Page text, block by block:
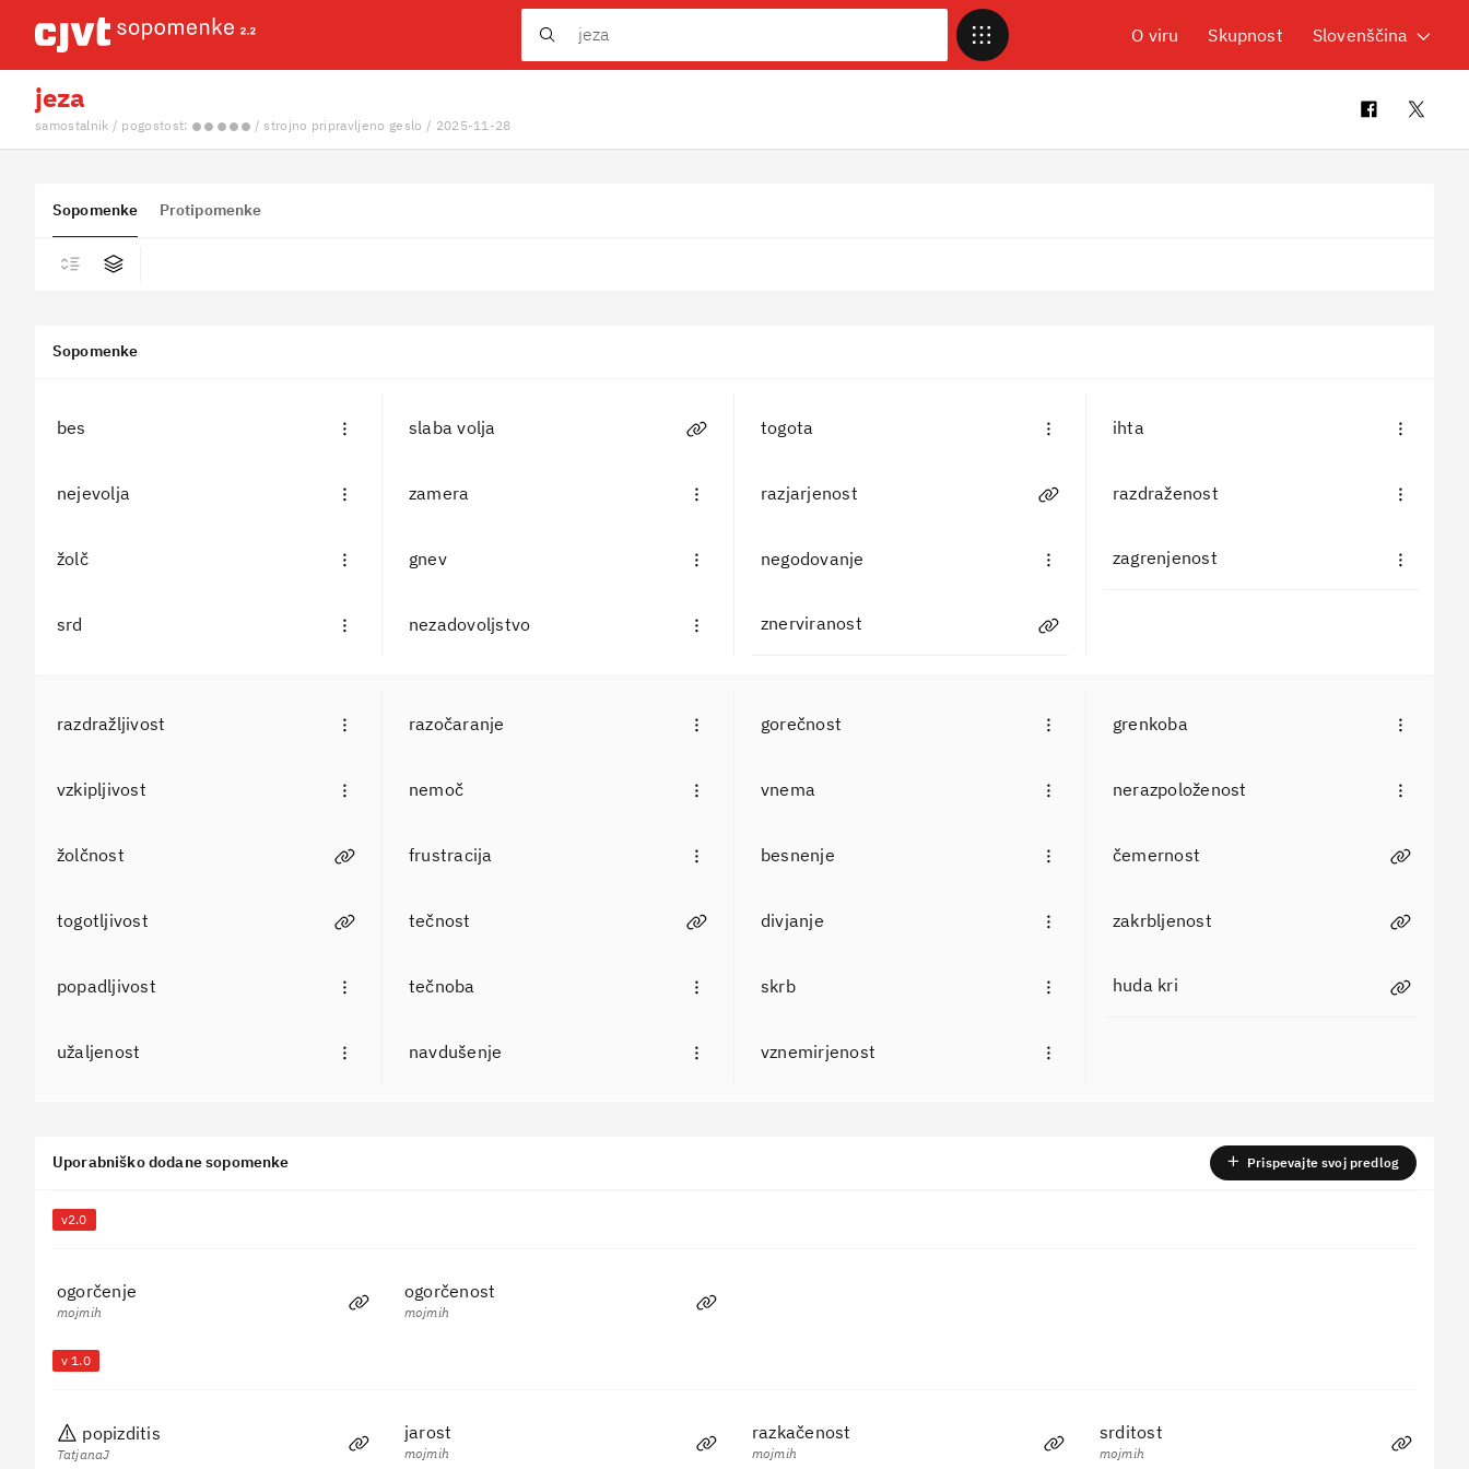
O viru Skupnost Slovenščina
jeza
samostalnik / pogostost: / strojno pripravljeno geslo / 2025-11-28
Sopomenke Protipomenke
Sopomenke
bes
nejevolja
žolč
srd
slaba volja
zamera
gnev
nezadovoljstvo
togota
razjarjenost
negodovanje
znerviranost
ihta
razdraženost
zagrenjenost
razdražljivost
vzkipljivost
žolčnost
togotljivost
popadljivost
užaljenost
razočaranje
nemoč
frustracija
tečnost
tečnoba
navdušenje
gorečnost
vnema
besnenje
divjanje
skrb
vznemirjenost
grenkoba
nerazpoloženost
čemernost
zakrbljenost
huda kri
Uporabniško dodane sopomenke Prispevajte svoj predlog
Dodaj sopomenko za "jeza"
v2.0
ogorčenje
mojmih
ogorčenost
mojmih
v 1.0
popizditis
TatjanaJ
jarost
mojmih
razkačenost
mojmih
srditost
mojmih